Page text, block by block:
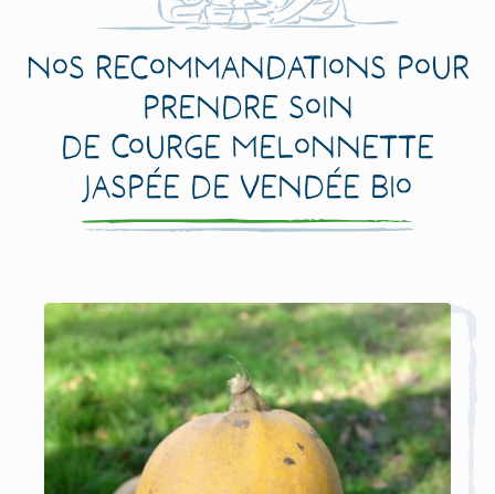
Nos recommandations pour
prendre soin
de Courge Melonnette
Jaspée de Vendée Bio